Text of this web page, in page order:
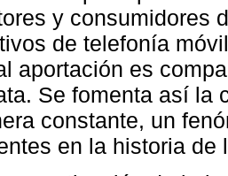
y consumidores
de telefonía
aportación es
Se fomenta así la
constante, un
en la historia de